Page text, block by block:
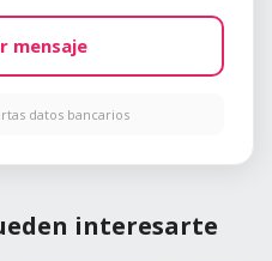
mensaje
datos bancarios
interesarte